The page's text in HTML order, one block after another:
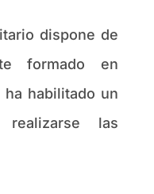
dispone de
formado en
habilitado un
las